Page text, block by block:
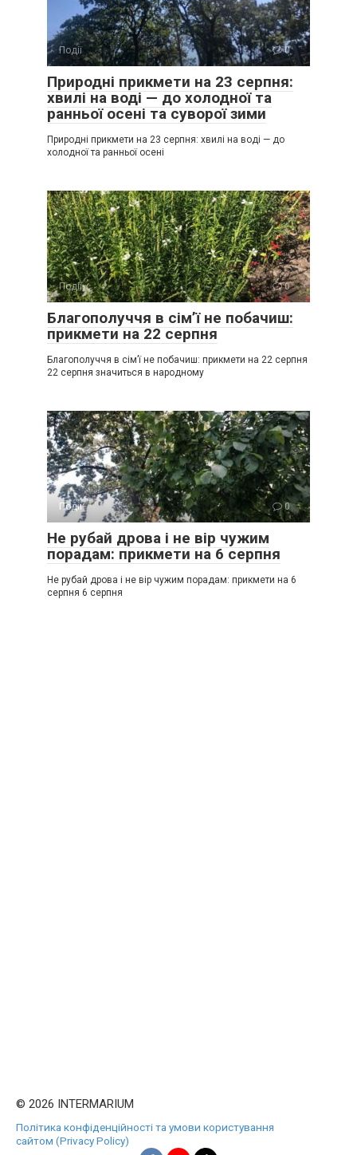
Події 0
Природні прикмети на 23 серпня:
хвилі на воді — до холодної та
ранньої осені та суворої зими
Природні прикмети на 23 серпня: хвилі на воді — до
холодної та ранньої осені
Події 0
Благополуччя в сім’ї не побачиш:
прикмети на 22 серпня
Благополуччя в сім’ї не побачиш: прикмети на 22 серпня
22 серпня значиться в народному
Події 0
Не рубай дрова і не вір чужим
порадам: прикмети на 6 серпня
Не рубай дрова і не вір чужим порадам: прикмети на 6
серпня 6 серпня
© 2026 INTERMARIUM
Політика конфіденційності та умови користування
сайтом (Privacy Policy)